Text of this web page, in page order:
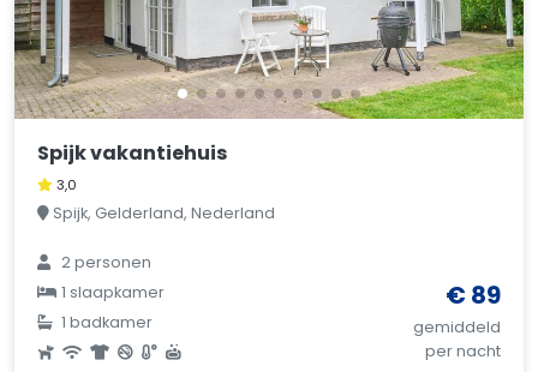
Spijk vakantiehuis
3,0
Spijk, Gelderland, Nederland
2 personen
1 slaapkamer
1 badkamer
€ 89
gemiddeld
per nacht